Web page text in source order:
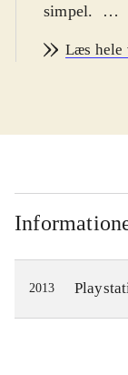
simpel.
Oliver, som
dem bliver
guider
magiske
stærk nok
Læs hele
2013